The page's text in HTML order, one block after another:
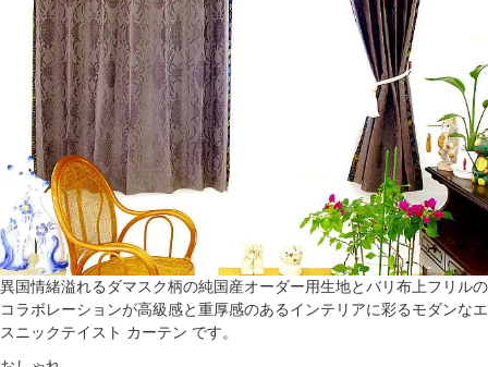
異国情緒溢れるダマスク柄の純国産オーダー用生地とバリ布上フリルの
コラボレーションが高級感と重厚感のあるインテリアに彩るモダンなエ
スニックテイスト カーテン です。